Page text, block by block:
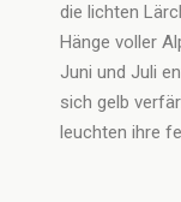
die lichten
Hänge voller
Juni und Juli
sich gelb
leuchten ihre